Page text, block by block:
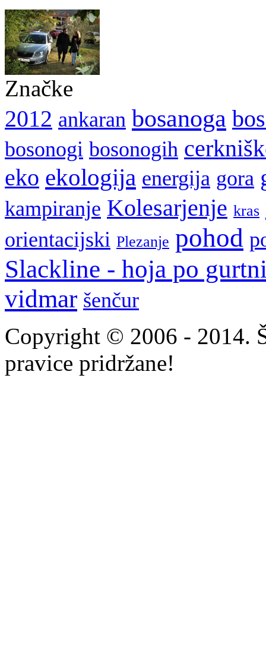
Značke
2012 ankaran bosanoga
bosonogi bosonogih
eko ekologija energija gora
kampiranje Kolesarjenje kras
orientacijski Plezanje pohod
Slackline - hoja po
vidmar šenčur
Copyright © 2006 - 2014.
pravice pridržane!